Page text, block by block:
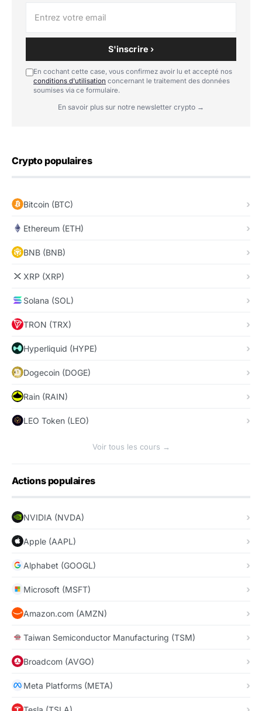
S'inscrire ›
En cochant cette case, vous confirmez avoir lu et accepté nos
conditions d'utilisation concernant le traitement des données
soumises via ce formulaire.
En savoir plus sur notre newsletter crypto →
Crypto populaires
Bitcoin (BTC)
Ethereum (ETH)
BNB (BNB)
XRP (XRP)
Solana (SOL)
TRON (TRX)
Hyperliquid (HYPE)
Dogecoin (DOGE)
Rain (RAIN)
LEO Token (LEO)
Voir tous les cours →
Actions populaires
NVIDIA (NVDA)
Apple (AAPL)
Alphabet (GOOGL)
Microsoft (MSFT)
Amazon.com (AMZN)
Taiwan Semiconductor Manufacturing (TSM)
Broadcom (AVGO)
Meta Platforms (META)